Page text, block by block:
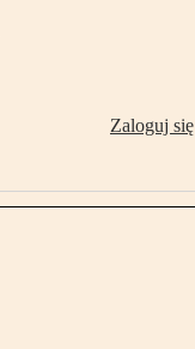
Zaloguj się